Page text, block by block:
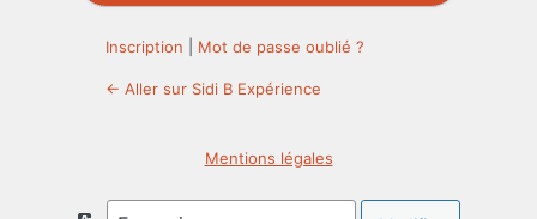
Inscription Mot de passe oublié ?
← Aller sur Sidi B Expérience
Mentions légales